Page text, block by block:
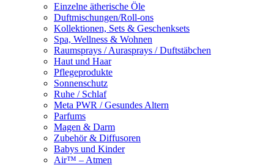
Einzelne ätherische Öle
Duftmischungen/Roll-ons
Kollektionen, Sets & Geschenksets
Spa, Wellness & Wohnen
Raumsprays / Aurasprays / Duftstäbchen
Haut und Haar
Pflegeprodukte
Sonnenschutz
Ruhe / Schlaf
Meta PWR / Gesundes Altern
Parfums
Magen & Darm
Zubehör & Diffusoren
Babys und Kinder
Air™ – Atmen